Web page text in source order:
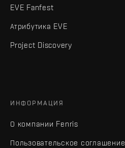
EVE Fanfest
Атрибутика EVE
Project Discovery
ИНФОРМАЦИЯ
О компании Fenris
Пользовательское соглашение